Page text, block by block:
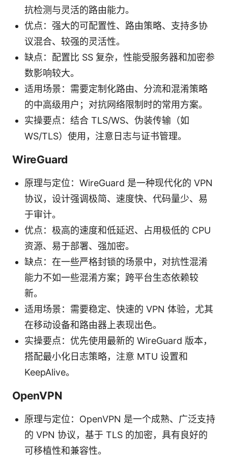
抗检测与灵活的路由能力。
优点：强大的可配置性、路由策略、支持多协
议混合、较强的灵活性。
缺点：配置比 SS 复杂，性能受服务器和加密参
数影响较大。
适用场景：需要定制化路由、分流和混淆策略
的中高级用户；对抗网络限制时的常用方案。
实操要点：结合 TLS/WS、伪装传输（如
WS/TLS）使用，注意日志与证书管理。
WireGuard
原理与定位：WireGuard 是一种现代化的 VPN
协议，设计强调极简、速度快、代码量少、易
于审计。
优点：极高的速度和低延迟、占用极低的 CPU
资源、易于部署、强加密。
缺点：在一些严格封锁的场景中，对抗性混淆
能力不如一些混淆方案；跨平台生态依赖较
新。
适用场景：需要稳定、快速的 VPN 体验，尤其
在移动设备和路由器上表现出色。
实操要点：优先使用最新的 WireGuard 版本，
搭配最小化日志策略，注意 MTU 设置和
KeepAlive。
OpenVPN
原理与定位：OpenVPN 是一个成熟、广泛支持
的 VPN 协议，基于 TLS 的加密，具有良好的
可移植性和兼容性。